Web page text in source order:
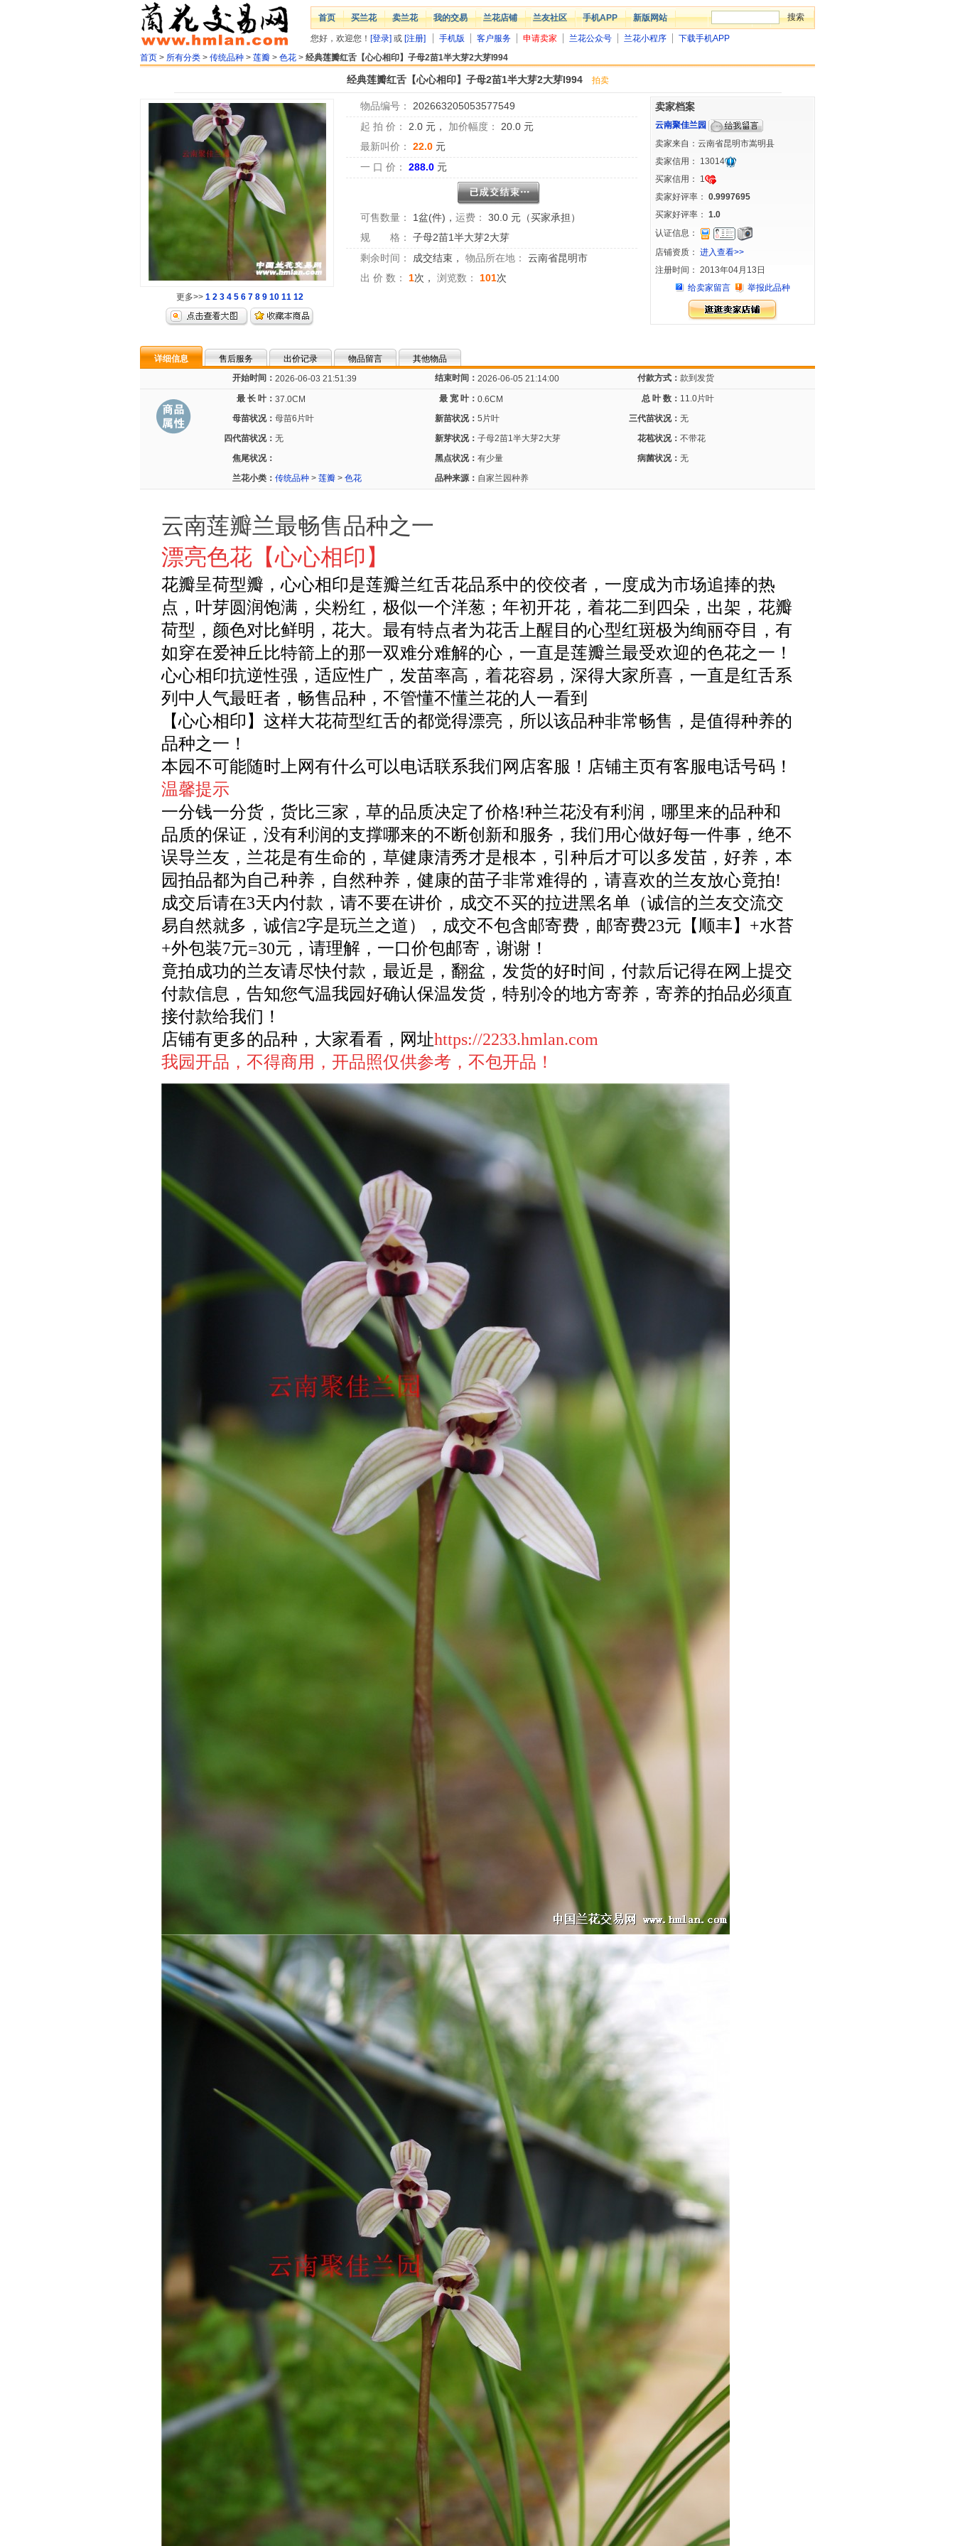
首页 买兰花 卖兰花 我的交易 兰花店铺 兰友社区 手机APP 新版网站
您好，欢迎您！ [登录] 或 [注册] 手机版 客户服务 申请卖家 兰花公众号 兰花小程序
下载手机APP
首页 > 所有分类 > 传统品种 > 莲瓣 > 色花 > 经典莲瓣红舌【心心相印】子母2苗1半大芽2大芽l994
经典莲瓣红舌【心心相印】子母2苗1半大芽2大芽l994 拍卖
更多>> 1 2 3 4 5 6 7 8 9 10 11 12
物品编号：
202663205053577549
起 拍 价：
2.0 元， 加价幅度： 20.0 元
最新叫价：
22.0 元
一 口 价：
288.0 元
可售数量： 1盆(件) ， 运费：
30.0 元（买家承担）
规 格：
子母2苗1半大芽2大芽
剩余时间：
成交结束 ， 物品所在地：
云南省昆明市
出 价 数：
1次， 浏览数： 101次
卖家档案
云南聚佳兰园
卖家来自：云南省昆明市嵩明县
卖家信用： 13014
买家信用： 1
卖家好评率： 0.9997695
买家好评率： 1.0
认证信息：
店铺资质： 进入查看>>
注册时间： 2013年04月13日
给卖家留言
举报此品种
详细信息 售后服务 出价记录 物品留言
其他物品
开始时间： 2026-06-03 21:51:39 结束时间： 2026-06-05 21:14:00 付款方式： 款到发货
最 长 叶： 37.0CM 最 宽 叶： 0.6CM 总 叶 数： 11.0片叶
母苗状况： 母苗6片叶 新苗状况： 5片叶 三代苗状况： 无
四代苗状况： 无 新芽状况： 子母2苗1半大芽2大芽 花苞状况： 不带花
焦尾状况：
黑点状况： 有少量 病菌状况： 无
兰花小类： 传统品种 > 莲瓣 > 色花 品种来源： 自家兰园种养
云南莲瓣兰最畅售品种之一
漂亮色花【心心相印】
花瓣呈荷型瓣，心心相印是莲瓣兰红舌花品系中的佼佼者，一度成为市场追捧的热
点，叶芽圆润饱满，尖粉红，极似一个洋葱；年初开花，着花二到四朵，出架，花瓣
荷型，颜色对比鲜明，花大。最有特点者为花舌上醒目的心型红斑极为绚丽夺目，有
如穿在爱神丘比特箭上的那一双难分难解的心，一直是莲瓣兰最受欢迎的色花之一！
心心相印抗逆性强，适应性广，发苗率高，着花容易，深得大家所喜，一直是红舌系
列中人气最旺者，畅售品种，不管懂不懂兰花的人一看到
【心心相印】这样大花荷型红舌的都觉得漂亮，所以该品种非常畅售，是值得种养的
品种之一！
本园不可能随时上网有什么可以电话联系我们网店客服！店铺主页有客服电话号码！
温馨提示
一分钱一分货，货比三家，草的品质决定了价格!种兰花没有利润，哪里来的品种和
品质的保证，没有利润的支撑哪来的不断创新和服务，我们用心做好每一件事，绝不
误导兰友，兰花是有生命的，草健康清秀才是根本，引种后才可以多发苗，好养，本
园拍品都为自己种养，自然种养，健康的苗子非常难得的，请喜欢的兰友放心竟拍!
成交后请在3天内付款，请不要在讲价，成交不买的拉进黑名单（诚信的兰友交流交
易自然就多，诚信2字是玩兰之道），成交不包含邮寄费，邮寄费23元【顺丰】+水苔
+外包装7元=30元，请理解，一口价包邮寄，谢谢！
竟拍成功的兰友请尽快付款，最近是，翻盆，发货的好时间，付款后记得在网上提交
付款信息，告知您气温我园好确认保温发货，特别冷的地方寄养，寄养的拍品必须直
接付款给我们！
店铺有更多的品种，大家看看，网址https://2233.hmlan.com
我园开品，不得商用，开品照仅供参考，不包开品！